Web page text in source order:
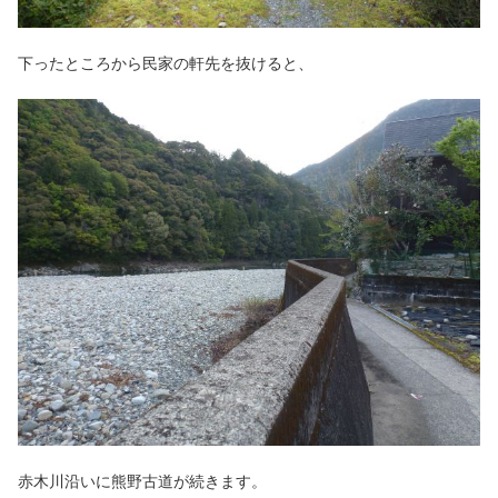
下ったところから民家の軒先を抜けると、
赤木川沿いに熊野古道が続きます。